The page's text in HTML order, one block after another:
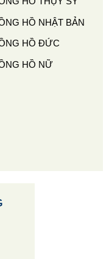
HỒ NHẬT BẢN
HỒ ĐỨC
HỒ NỮ